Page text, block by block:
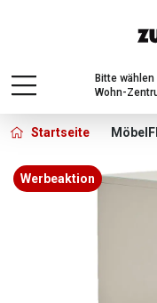
Choose a different
content for your
Wohn-
Bitte wählen
Startseite Möbel
Bildergalerie überspringen
Werbeaktion